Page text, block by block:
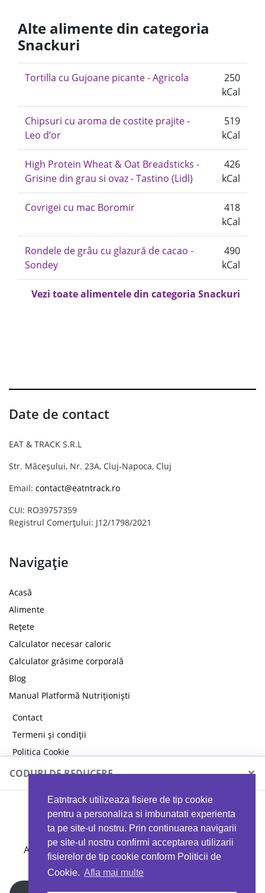
Eatntrack utilizeaza fisiere de tip cookie
pentru a personaliza si imbunatati experienta
ta pe site-ul nostru. Prin continuarea navigarii
pe site-ul nostru confirmi acceptarea utilizarii
fisierelor de tip cookie conform Politicii de
Cookie. Afla mai multe
Alte alimente din categoria
Snackuri
Tortilla cu Gujoane picante - Agricola
250
kCal
Chipsuri cu aroma de costite prajite -
Leo d’or
519
kCal
High Protein Wheat & Oat Breadsticks -
Grisine din grau si ovaz - Tastino (Lidl)
426
kCal
Covrigei cu mac Boromir
418
kCal
Rondele de grâu cu glazură de cacao -
Sondey
490
kCal
Vezi toate alimentele din categoria Snackuri
Date de contact
EAT & TRACK S.R.L
Str. Măceșului, Nr. 23A, Cluj-Napoca, Cluj
Email: contact@eatntrack.ro
CUI: RO39757359
Registrul Comerțului: J12/1798/2021
Navigație
Acasă
Alimente
Rețete
Calculator necesar caloric
Calculator grăsime corporală
Blog
Manual Platformă Nutriționiști
Contact
Termeni și condiții
Politica Cookie
Politica de confidențialitate
CODURI DE REDUCERE ×
MYPROTEIN
Ai 40%reducere la orice comandă folosind codul
EATTRACK